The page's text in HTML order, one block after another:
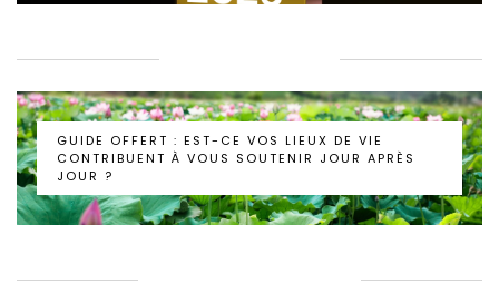
GUIDE OFFERT : EST-CE VOS LIEUX DE VIE
CONTRIBUENT À VOUS SOUTENIR JOUR APRÈS
JOUR ?